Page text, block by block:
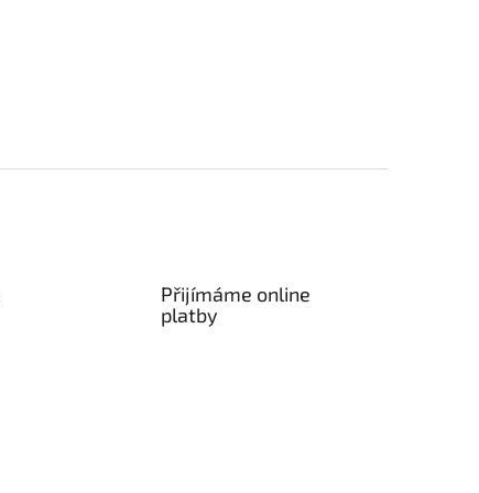
Přijímáme online
platby